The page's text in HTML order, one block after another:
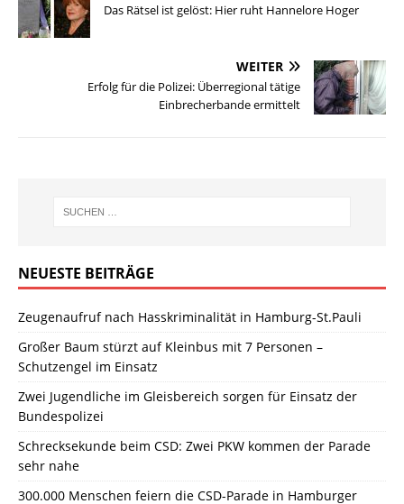
Das Rätsel ist gelöst: Hier ruht Hannelore Hoger
WEITER
Erfolg für die Polizei: Überregional tätige
Einbrecherbande ermittelt
NEUESTE BEITRÄGE
Zeugenaufruf nach Hasskriminalität in Hamburg-St.Pauli
Großer Baum stürzt auf Kleinbus mit 7 Personen –
Schutzengel im Einsatz
Zwei Jugendliche im Gleisbereich sorgen für Einsatz der
Bundespolizei
Schrecksekunde beim CSD: Zwei PKW kommen der Parade
sehr nahe
300.000 Menschen feiern die CSD-Parade in Hamburger